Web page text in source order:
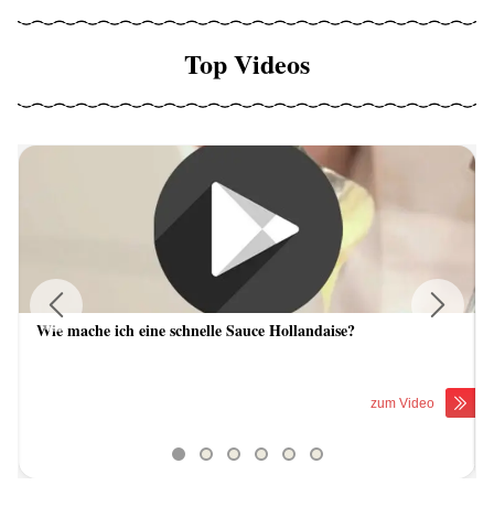
Top Videos
Wie mache ich eine schnelle Sauce Hollandaise?
zum Video
Previous